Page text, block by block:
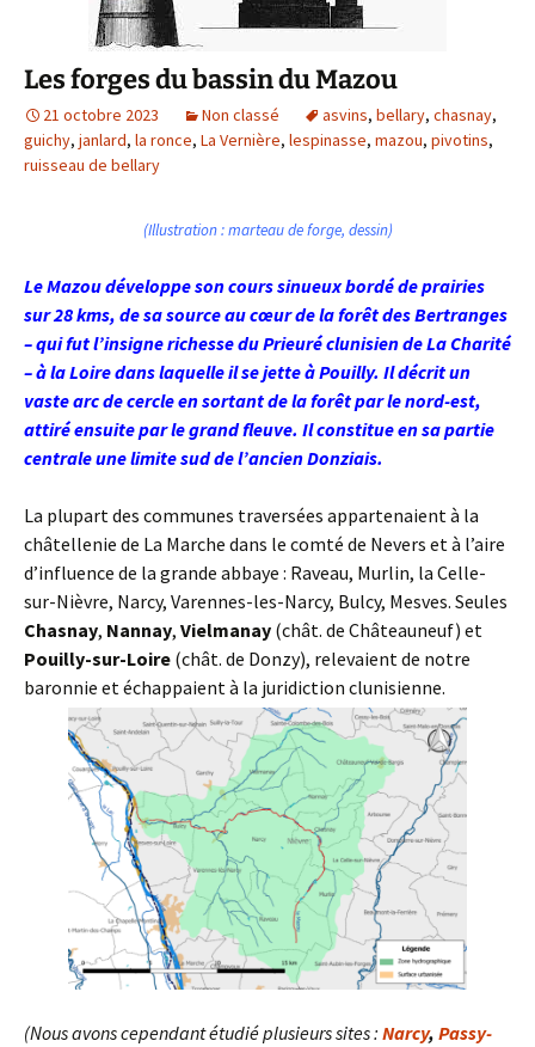
Les forges du bassin du Mazou
21 octobre 2023 Non classé asvins, bellary, chasnay,
guichy, janlard, la ronce, La Vernière, lespinasse, mazou, pivotins,
ruisseau de bellary
(Illustration : marteau de forge, dessin)
Le Mazou développe son cours sinueux bordé de prairies
sur 28 kms, de sa source au cœur de la forêt des Bertranges
– qui fut l’insigne richesse du Prieuré clunisien de La Charité
– à la Loire dans laquelle il se jette à Pouilly. Il décrit un
vaste arc de cercle en sortant de la forêt par le nord-est,
attiré ensuite par le grand fleuve. Il constitue en sa partie
centrale une limite sud de l’ancien Donziais.
La plupart des communes traversées appartenaient à la
châtellenie de La Marche dans le comté de Nevers et à l’aire
d’influence de la grande abbaye : Raveau, Murlin, la Celle-
sur-Nièvre, Narcy, Varennes-les-Narcy, Bulcy, Mesves. Seules
Chasnay, Nannay, Vielmanay (chât. de Châteauneuf) et
Pouilly-sur-Loire (chât. de Donzy), relevaient de notre
baronnie et échappaient à la juridiction clunisienne.
(Nous avons cependant étudié plusieurs sites : Narcy, Passy-